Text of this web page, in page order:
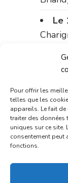
Pour offrir les
telles que les
appareils. Le fait
traiter des données
uniques sur ce site.
consentement peut
fonctions.
Le
du
du
Du